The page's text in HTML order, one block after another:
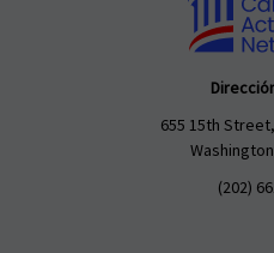
655 15th
(202)